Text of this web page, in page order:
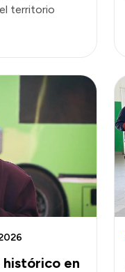
territorio
histórico en